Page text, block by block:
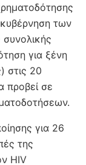
των
για ξένη
στις 20
προβεί σε
για 26
της
HIV